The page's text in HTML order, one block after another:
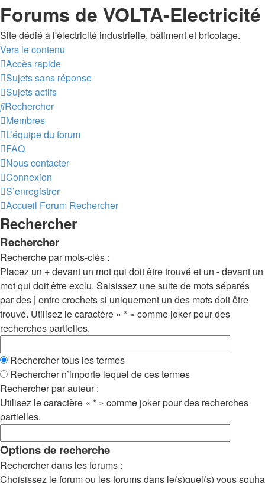
Forums de VOLTA-Electricité
Site dédié à l'électricité industrielle, bâtiment et bricolage.
Vers le contenu
Accès rapide
Sujets sans réponse
Sujets actifs
Rechercher
Membres
L’équipe du forum
FAQ
Nous contacter
Connexion
S’enregistrer
Accueil Forum Rechercher
Rechercher
Rechercher
Recherche par mots-clés :
Placez un +devant un mot qui doit être trouvé et un -devant un
mot qui doit être exclu. Saisissez une suite de mots séparés
par des | entre crochets si uniquement un des mots doit être
trouvé. Utilisez le caractère « * » comme joker pour des
recherches partielles.
Rechercher tous les termes
Rechercher n’importe lequel de ces termes
Rechercher par auteur :
Utilisez le caractère « * » comme joker pour des recherches
partielles.
Options de recherche
Rechercher dans les forums :
Choisissez le forum ou les forums dans le(s)quel(s) vous